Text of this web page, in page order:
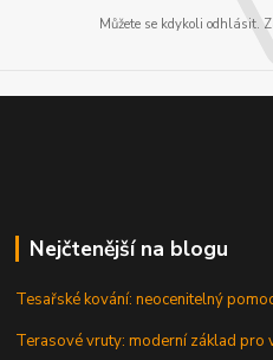
Můžete se kdykoli odhlásit.
Nejčtenější na blogu
Tesařské kování: neocenitelný
Terasové vruty: moderní základ pro